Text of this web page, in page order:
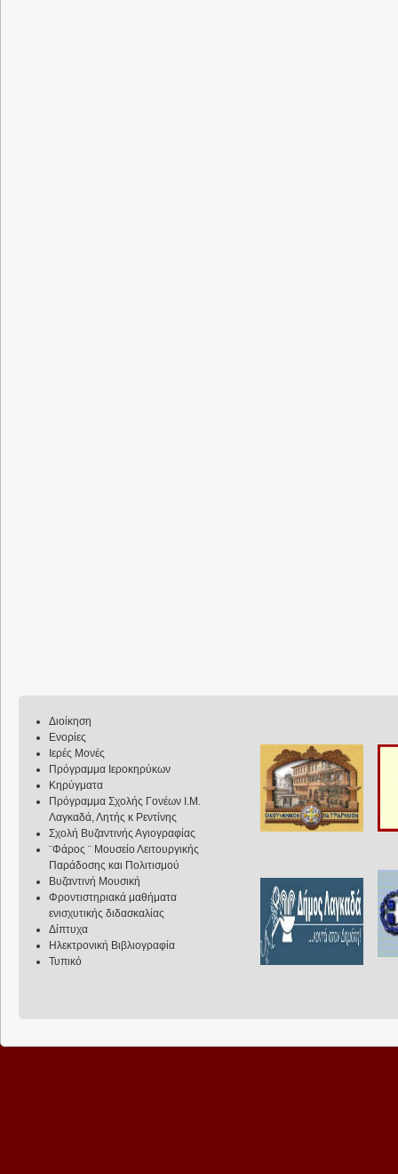
Διοίκηση
Ενορίες
Ιερές Μονές
Πρόγραμμα Ιεροκηρύκων
Κηρύγματα
Πρόγραμμα Σχολής Γονέων Ι.Μ.
Λαγκαδά, Λητής κ Ρεντίνης
Σχολή Βυζαντινής Αγιογραφίας
¨Φάρος ¨ Μουσείο Λειτουργικής
Παράδοσης και Πολιτισμού
Βυζαντινή Μουσική
Φροντιστηριακά μαθήματα
ενισχυτικής διδασκαλίας
Δίπτυχα
Ηλεκτρονική Βιβλιογραφία
Τυπικό